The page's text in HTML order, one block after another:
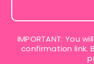
IMPORTANT: You
confirmation link.